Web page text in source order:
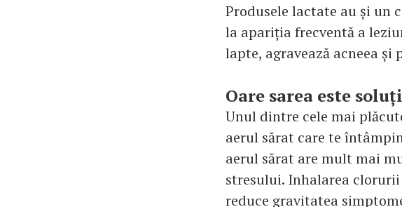
Produsele lactate au și un
la apariția frecventă a
lapte, agravează acneea
Oare sarea este
Unul dintre cele mai
aerul sărat care te
aerul sărat are mult mai
stresului. Inhalarea
reduce gravitatea